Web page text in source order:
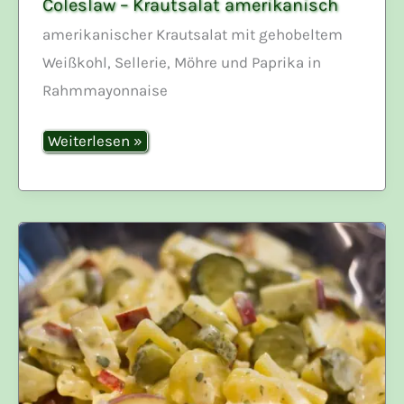
Coleslaw – Krautsalat amerikanisch
amerikanischer Krautsalat mit gehobeltem
Weißkohl, Sellerie, Möhre und Paprika in
Rahmmayonnaise
Coleslaw
–
Weiterlesen »